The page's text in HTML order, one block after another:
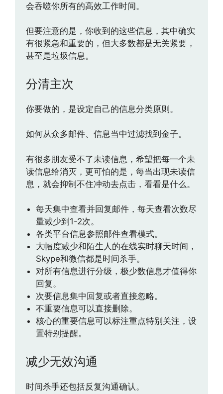
会吞噬你所有的高效工作时间。
但要注意的是，你收到的这些信息，其中确实
有很紧急和重要的，但大多数都是无关紧要，
甚至是垃圾信息。
分清主次
你要做的，是设定自己的信息分类原则。
如何从众多邮件、信息当中过滤找到金子。
有很多朋友受不了未读信息，希望把每一个未
读信息给消灭，更可怕的是，每当出现未读信
息，就会抑制不住冲动去点击，看看是什么。
每天集中查看并回复邮件，每天查看次数尽
量减少到1-2次。
各类平台信息参照邮件查看模式。
大幅度减少和陌生人的在线实时聊天时间，
Skype和微信都是时间杀手。
对所有信息进行分级，极少数信息才值得你
回复。
次要信息集中回复或者直接忽略。
不重要信息可以直接删除。
核心的重要信息可以标注重点特别关注，设
置特别提醒。
减少无效沟通
时间杀手还包括反复沟通确认。